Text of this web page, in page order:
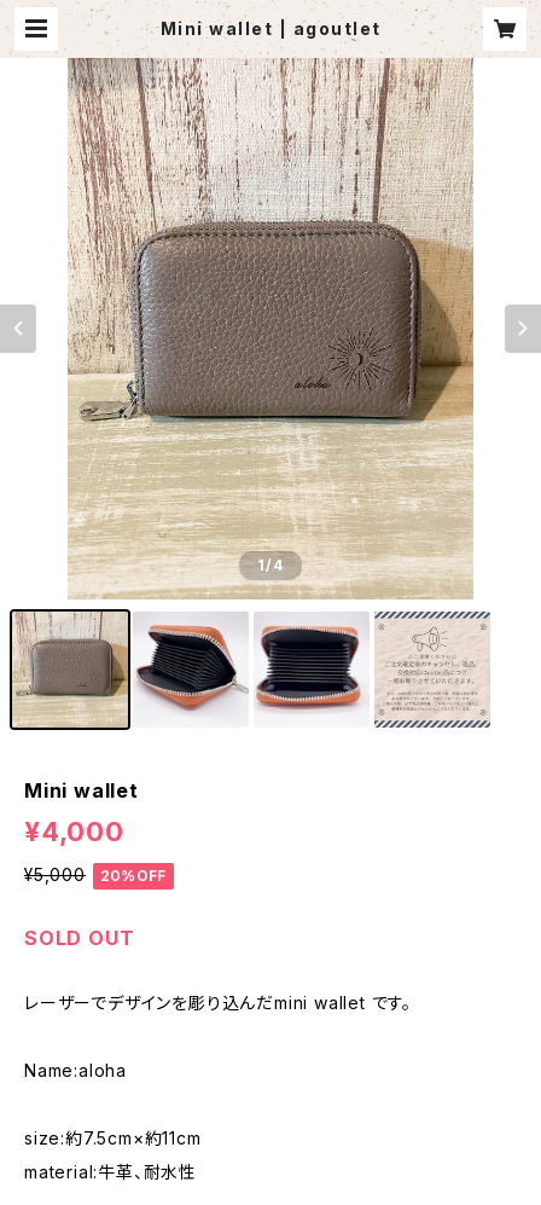
Mini wallet | agoutlet
1/4
Mini wallet
¥4,000
¥5,000 20%OFF
SOLD OUT
レーザーでデザインを彫り込んだmini wallet です。
Name:aloha
size:約7.5cm×約11cm
material:牛革、耐水性